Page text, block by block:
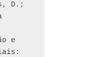
D.;
e